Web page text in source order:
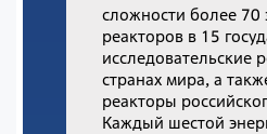
сложности более 70
реакторов в 15
исследовательские
странах мира, а
реакторы
Каждый шестой